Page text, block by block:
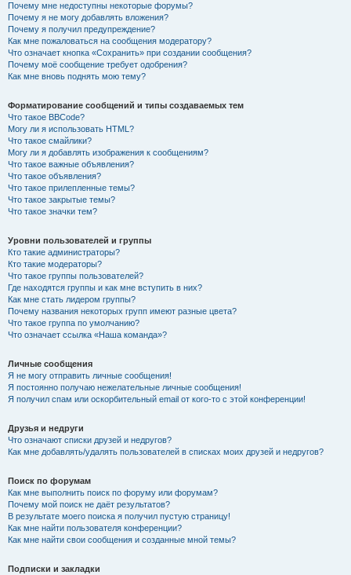
Почему мне недоступны некоторые форумы?
Почему я не могу добавлять вложения?
Почему я получил предупреждение?
Как мне пожаловаться на сообщения модератору?
Что означает кнопка «Сохранить» при создании сообщения?
Почему моё сообщение требует одобрения?
Как мне вновь поднять мою тему?
Форматирование сообщений и типы создаваемых тем
Что такое BBCode?
Могу ли я использовать HTML?
Что такое смайлики?
Могу ли я добавлять изображения к сообщениям?
Что такое важные объявления?
Что такое объявления?
Что такое прилепленные темы?
Что такое закрытые темы?
Что такое значки тем?
Уровни пользователей и группы
Кто такие администраторы?
Кто такие модераторы?
Что такое группы пользователей?
Где находятся группы и как мне вступить в них?
Как мне стать лидером группы?
Почему названия некоторых групп имеют разные цвета?
Что такое группа по умолчанию?
Что означает ссылка «Наша команда»?
Личные сообщения
Я не могу отправить личные сообщения!
Я постоянно получаю нежелательные личные сообщения!
Я получил спам или оскорбительный email от кого-то с этой конференции!
Друзья и недруги
Что означают списки друзей и недругов?
Как мне добавлять/удалять пользователей в списках моих друзей и недругов?
Поиск по форумам
Как мне выполнить поиск по форуму или форумам?
Почему мой поиск не даёт результатов?
В результате моего поиска я получил пустую страницу!
Как мне найти пользователя конференции?
Как мне найти свои сообщения и созданные мной темы?
Подписки и закладки